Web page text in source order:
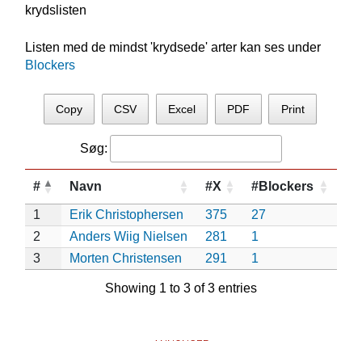
krydslisten
Listen med de mindst 'krydsede' arter kan ses under
Blockers
Copy CSV Excel PDF Print
Søg:
# Navn #X #Blockers
1 Erik Christophersen 375
27
2
Anders Wiig Nielsen 281
1
3
Morten Christensen 291 1
Showing 1 to 3 of 3 entries